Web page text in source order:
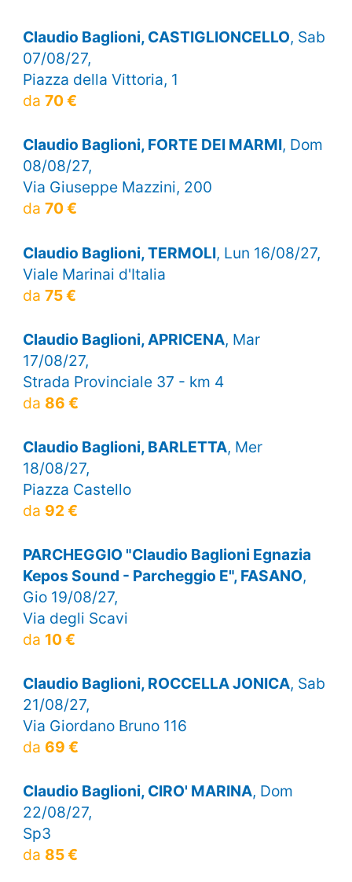
Claudio Baglioni, CASTIGLIONCELLO, Sab
07/08/27,
Piazza della Vittoria, 1
da 70 €
Claudio Baglioni, FORTE DEI MARMI, Dom
08/08/27,
Via Giuseppe Mazzini, 200
da 70 €
Claudio Baglioni, TERMOLI, Lun 16/08/27,
Viale Marinai d'Italia
da 75 €
Claudio Baglioni, APRICENA, Mar
17/08/27,
Strada Provinciale 37 - km 4
da 86 €
Claudio Baglioni, BARLETTA, Mer
18/08/27,
Piazza Castello
da 92 €
PARCHEGGIO "Claudio Baglioni Egnazia
Kepos Sound - Parcheggio E", FASANO,
Gio 19/08/27,
Via degli Scavi
da 10 €
Claudio Baglioni, ROCCELLA JONICA, Sab
21/08/27,
Via Giordano Bruno 116
da 69 €
Claudio Baglioni, CIRO' MARINA, Dom
22/08/27,
Sp3
da 85 €